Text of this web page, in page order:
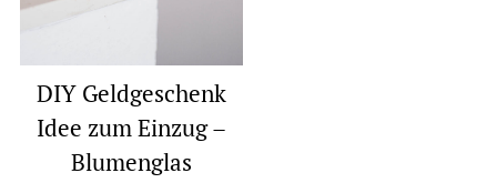
DIY Geldgeschenk
Idee zum Einzug –
Blumenglas